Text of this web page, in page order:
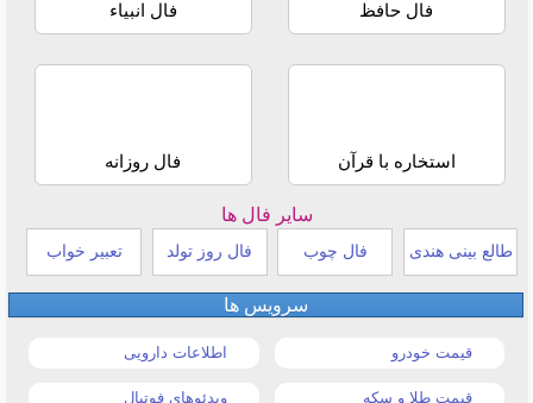
فال حافظ فال انبیاء
استخاره با قرآن فال روزانه
سایر فال ها
طالع بینی هندی فال چوب فال روز تولد تعبیر خواب
سرویس ها
قیمت خودرو اطلاعات دارویی
قیمت طلا و سکه ویدئوهای فوتبال